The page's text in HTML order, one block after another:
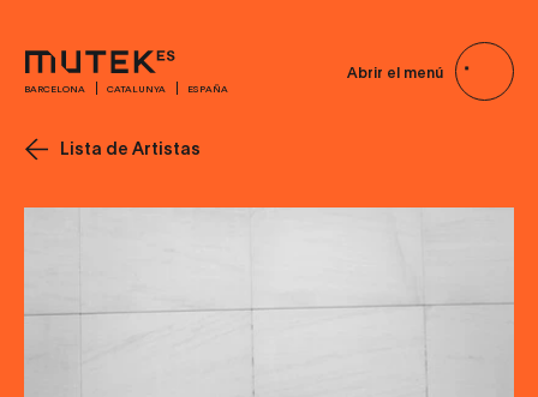
BARCELONA CATALUNYA ESPAÑA
Abrir el menú
Lista de Artistas